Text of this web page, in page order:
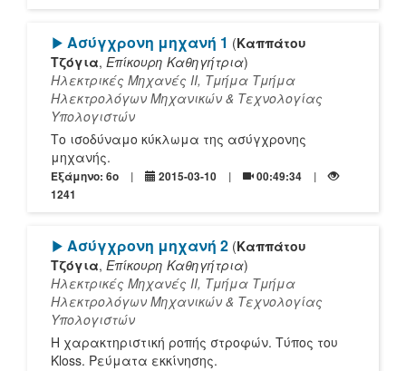
[Play]
Ασύγχρονη μηχανή 1 (Καππάτου
Τζόγια, Επίκουρη Καθηγήτρια)
Ηλεκτρικές Μηχανές ΙΙ, Τμήμα Τμήμα
Ηλεκτρολόγων Μηχανικών & Τεχνολογίας
Υπολογιστών
Το ισοδύναμο κύκλωμα της ασύγχρονης
μηχανής.
Εξάμηνο: 6o 2015-03-10
00:49:34
1241
[Play]
Ασύγχρονη μηχανή 2 (Καππάτου
Τζόγια, Επίκουρη Καθηγήτρια)
Ηλεκτρικές Μηχανές ΙΙ, Τμήμα Τμήμα
Ηλεκτρολόγων Μηχανικών & Τεχνολογίας
Υπολογιστών
Η χαρακτηριστική ροπής στροφών. Τύπος του
Kloss. Ρεύματα εκκίνησης.